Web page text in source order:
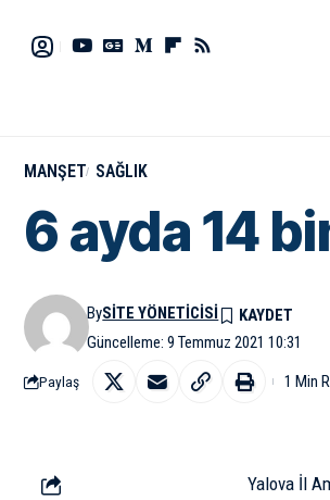
MANŞET SAĞLIK
6 ayda 14
Güncelleme: 9 Temmuz 2021 10:31
BySITE YÖNETICISI
Paylaş 1 Min
Yalova İl